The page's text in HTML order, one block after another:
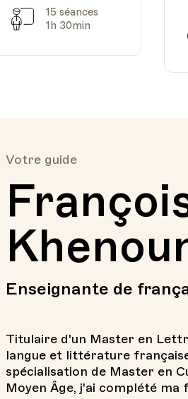
Séances
15 séances
1h 30min
Votre guide
Enseignante de
Titulaire d'un Master en
langue et littérature
spécialisation de Master en
Moyen Âge, j'ai complété